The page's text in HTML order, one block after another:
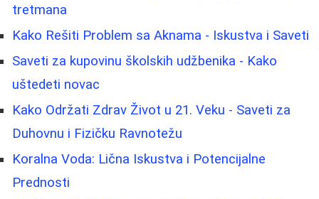
tretmana
Kako Rešiti Problem sa Aknama - Iskustva i Saveti
Saveti za kupovinu školskih udžbenika - Kako
uštedeti novac
Kako Održati Zdrav Život u 21. Veku - Saveti za
Duhovnu i Fizičku Ravnotežu
Koralna Voda: Lična Iskustva i Potencijalne
Prednosti